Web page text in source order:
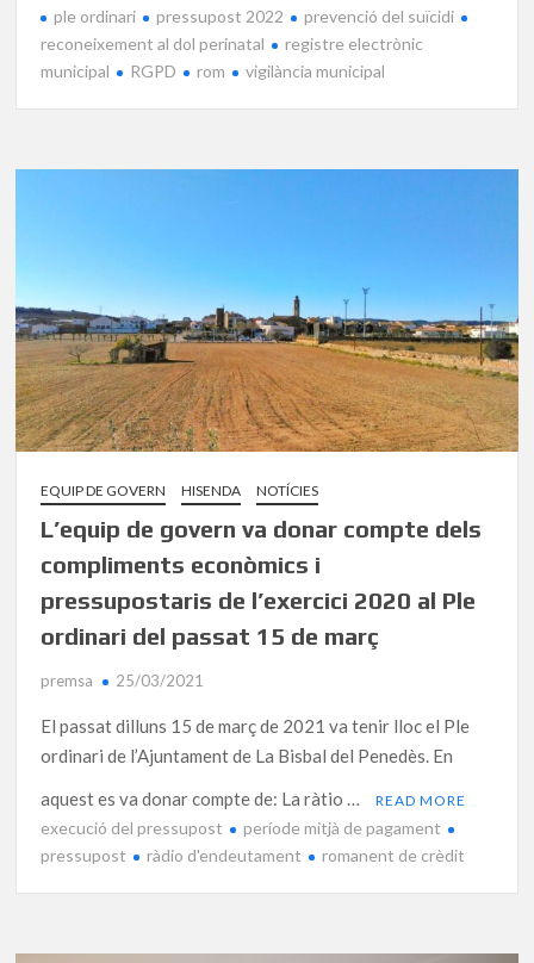
ple ordinari
pressupost 2022
prevenció del suïcidi
reconeixement al dol perinatal
registre electrònic
municipal
RGPD rom vigilància municipal
EQUIP DE GOVERN HISENDA NOTÍCIES
L’equip de govern va donar compte dels
compliments econòmics i
pressupostaris de l’exercici 2020 al Ple
ordinari del passat 15 de març
premsa 25/03/2021
El passat dilluns 15 de març de 2021 va tenir lloc el Ple
ordinari de l’Ajuntament de La Bisbal del Penedès. En
aquest es va donar compte de: La ràtio …
READ MORE
execució del pressupost
període mitjà de pagament
pressupost
ràdio d'endeutament romanent de crèdit